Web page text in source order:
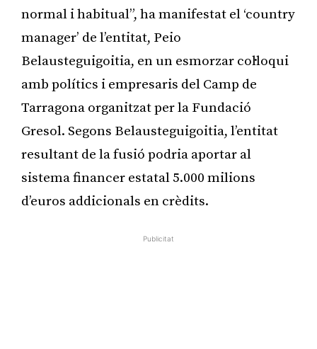
normal i habitual”, ha manifestat el ‘country
manager’ de l’entitat, Peio
Belausteguigoitia, en un esmorzar col·loqui
amb polítics i empresaris del Camp de
Tarragona organitzat per la Fundació
Gresol. Segons Belausteguigoitia, l’entitat
resultant de la fusió podria aportar al
sistema financer estatal 5.000 milions
d’euros addicionals en crèdits.
Publicitat